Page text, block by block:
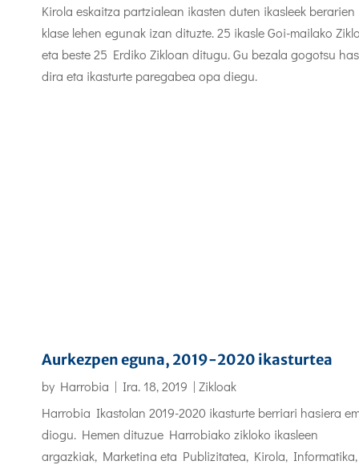
Kirola eskaitza partzialean ikasten duten ikasleek berarien
klase lehen egunak izan dituzte. 25 ikasle Goi-mailako
eta beste 25 Erdiko Zikloan ditugu. Gu bezala gogotsu
dira eta ikasturte paregabea opa diegu.
Aurkezpen eguna, 2019-2020 ikasturtea
by Harrobia | Ira. 18, 2019 | Zikloak
Harrobia Ikastolan 2019-2020 ikasturte berriari hasiera
diogu. Hemen dituzue Harrobiako zikloko ikasleen
argazkiak, Marketina eta Publizitatea, Kirola, Informatika,